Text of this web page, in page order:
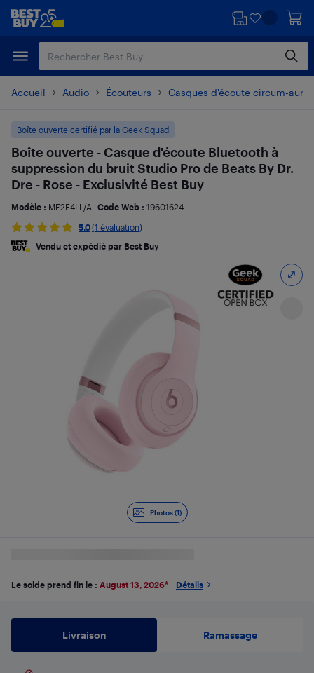
Passer
principal
Passer
Accueil Audio Écouteurs Casques d'écoute circum-
Photos (1)
Boîte ouverte certifié par la Geek Squad
Boîte ouverte - Casque d'écoute Bluetooth à
suppression du bruit Studio Pro de Beats By Dr.
Dre - Rose - Exclusivité Best Buy
Modèle : ME2E4LL/A Code Web : 19601624
5.0(1 évaluation)
Vendu et expédié par Best Buy
Le solde prend fin le : August 13, 2026* Détails
Livraison Ramassage